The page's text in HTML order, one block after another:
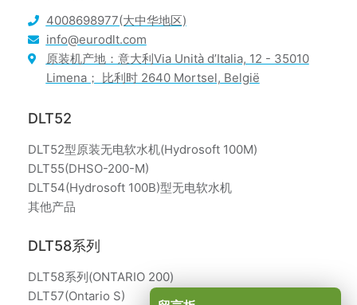
4008698977(大中华地区)
info@eurodlt.com
原装机产地：意大利Via Unità d’Italia, 12 - 35010
Limena； 比利时 2640 Mortsel, België
DLT52
DLT52型原装无电软水机(Hydrosoft 100M)
DLT55(DHSO-200-M)
DLT54(Hydrosoft 100B)型无电软水机
其他产品
DLT58系列
DLT58系列(ONTARIO 200)
DLT57(Ontario S)